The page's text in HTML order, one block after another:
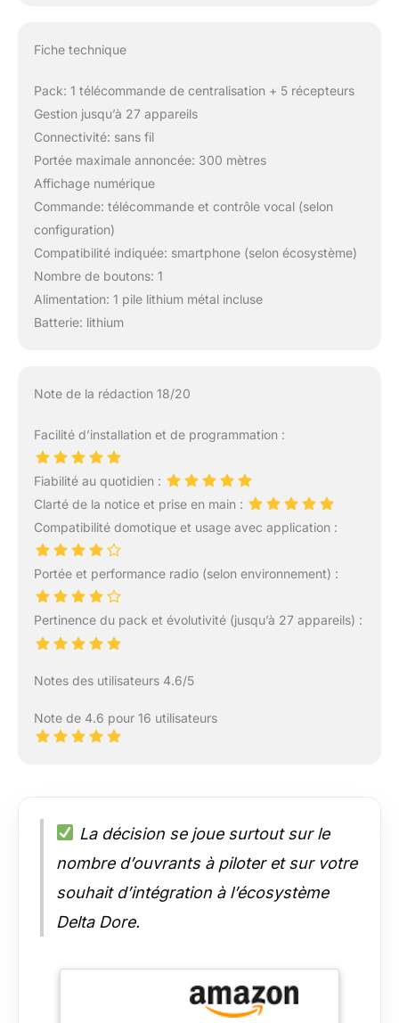
Fiche technique
Pack: 1 télécommande de centralisation + 5 récepteurs
Gestion jusqu’à 27 appareils
Connectivité: sans fil
Portée maximale annoncée: 300 mètres
Affichage numérique
Commande: télécommande et contrôle vocal (selon
configuration)
Compatibilité indiquée: smartphone (selon écosystème)
Nombre de boutons: 1
Alimentation: 1 pile lithium métal incluse
Batterie: lithium
Note de la rédaction 18/20
Facilité d’installation et de programmation :
Fiabilité au quotidien :
Clarté de la notice et prise en main :
Compatibilité domotique et usage avec application :
Portée et performance radio (selon environnement) :
Pertinence du pack et évolutivité (jusqu’à 27 appareils) :
Notes des utilisateurs 4.6/5
Note de 4.6 pour 16 utilisateurs
La décision se joue surtout sur le
nombre d’ouvrants à piloter et sur votre
souhait d’intégration à l’écosystème
Delta Dore.